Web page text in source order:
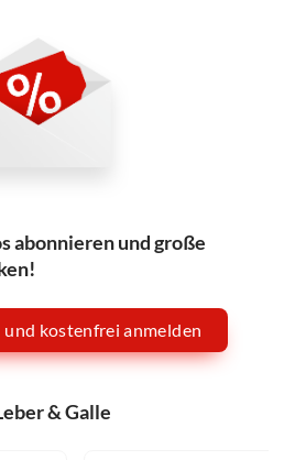
abonnieren und große
kostenfrei anmelden
& Galle